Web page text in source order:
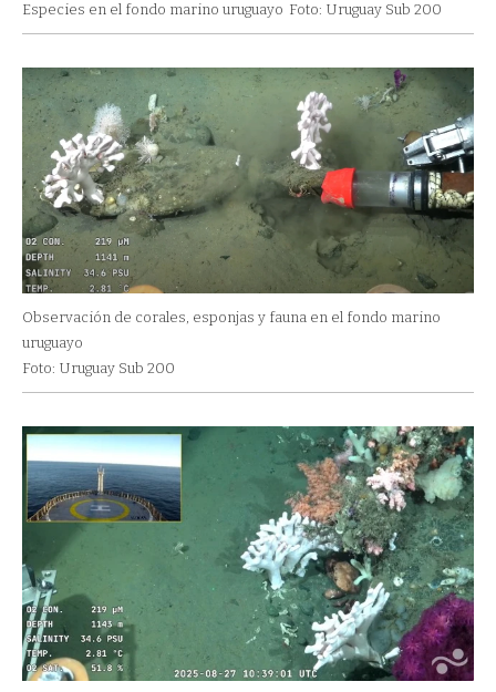
Especies en el fondo marino uruguayo Foto: Uruguay Sub 200
Observación de corales, esponjas y fauna en el fondo marino
uruguayo
Foto: Uruguay Sub 200